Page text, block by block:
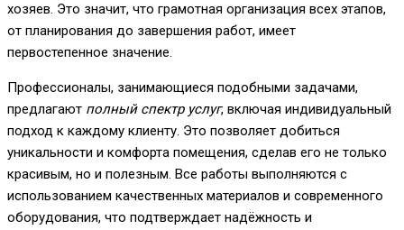
хозяев. Это значит, что грамотная организация всех этапов,
от планирования до завершения работ, имеет
первостепенное значение.
Профессионалы, занимающиеся подобными задачами,
предлагают полный спектр услуг, включая индивидуальный
подход к каждому клиенту. Это позволяет добиться
уникальности и комфорта помещения, сделав его не только
красивым, но и полезным. Все работы выполняются с
использованием качественных материалов и современного
оборудования, что подтверждает надёжность и